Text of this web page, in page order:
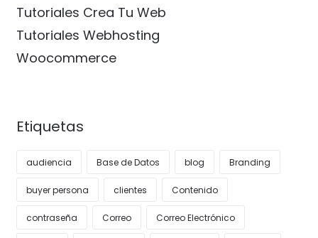
Tutoriales Crea Tu Web
Tutoriales Webhosting
Woocommerce
Etiquetas
audiencia Base de Datos blog Branding
buyer persona clientes Contenido
contraseña Correo Correo Electrónico